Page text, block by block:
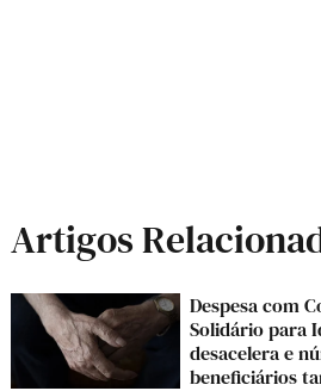
Artigos
Despesa com
Solidário para
desacelera e
beneficiários